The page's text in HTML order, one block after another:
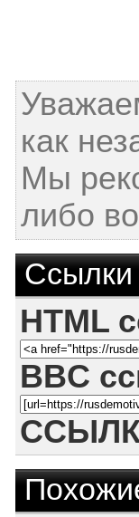
как
Мы
либо
Ссылки
HTML
BBC